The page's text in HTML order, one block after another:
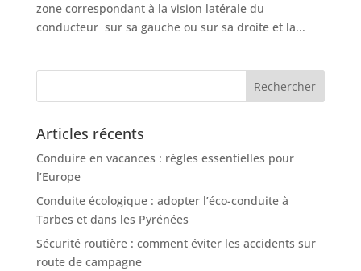
zone correspondant à la vision latérale du
conducteur sur sa gauche ou sur sa droite et la...
Articles récents
Conduire en vacances : règles essentielles pour
l’Europe
Conduite écologique : adopter l’éco-conduite à
Tarbes et dans les Pyrénées
Sécurité routière : comment éviter les accidents sur
route de campagne